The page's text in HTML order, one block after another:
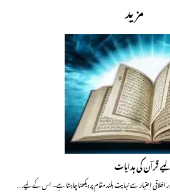
مزید
قرآن کی ہدایات
اخلاقی اعتبار سے نہایت بلند مقام پر دیکھنا چاہتا ہے۔ اس کے لیے…